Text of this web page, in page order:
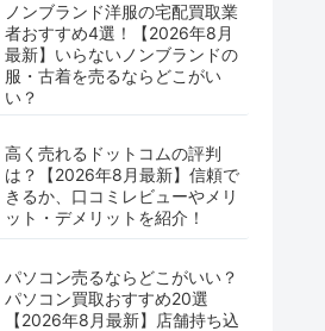
ノンブランド洋服の宅配買取業
者おすすめ4選！【2026年8月
最新】いらないノンブランドの
服・古着を売るならどこがい
い？
高く売れるドットコムの評判
は？【2026年8月最新】信頼で
きるか、口コミレビューやメリ
ット・デメリットを紹介！
パソコン売るならどこがいい？
パソコン買取おすすめ20選
【2026年8月最新】店舗持ち込